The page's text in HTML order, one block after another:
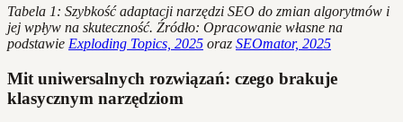
Tabela 1: Szybkość adaptacji narzędzi SEO do zmian algorytmów i
jej wpływ na skuteczność. Źródło: Opracowanie własne na
podstawie Exploding Topics, 2025 oraz SEOmator, 2025
Mit uniwersalnych rozwiązań: czego brakuje
klasycznym narzędziom